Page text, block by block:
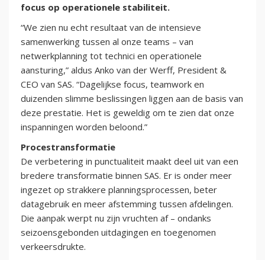
focus op operationele stabiliteit.
“We zien nu echt resultaat van de intensieve
samenwerking tussen al onze teams – van
netwerkplanning tot technici en operationele
aansturing,” aldus Anko van der Werff, President &
CEO van SAS. “Dagelijkse focus, teamwork en
duizenden slimme beslissingen liggen aan de basis van
deze prestatie. Het is geweldig om te zien dat onze
inspanningen worden beloond.”
Procestransformatie
De verbetering in punctualiteit maakt deel uit van een
bredere transformatie binnen SAS. Er is onder meer
ingezet op strakkere planningsprocessen, beter
datagebruik en meer afstemming tussen afdelingen.
Die aanpak werpt nu zijn vruchten af – ondanks
seizoensgebonden uitdagingen en toegenomen
verkeersdrukte.